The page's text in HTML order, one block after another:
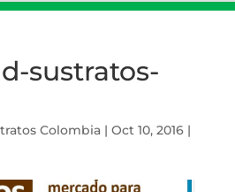
sustratos-
Colombia| Oct 10, 2016|